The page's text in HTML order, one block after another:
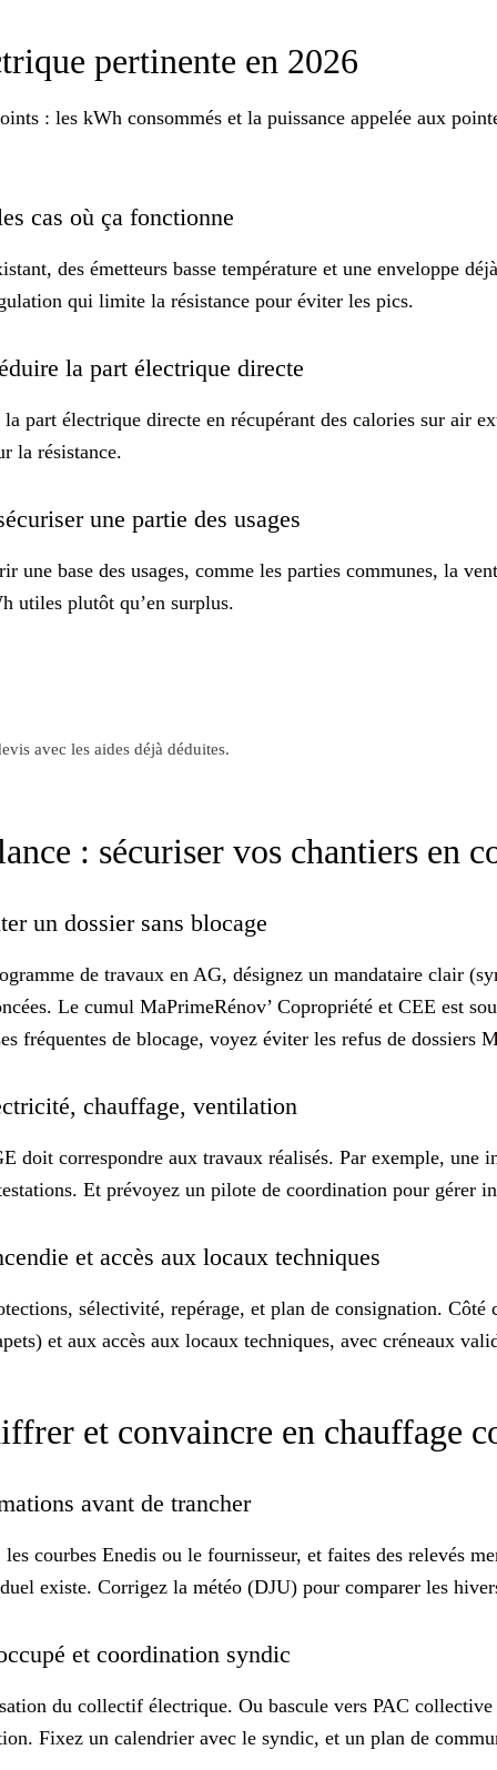
pertinente en 2026
: les kWh consommés et la puissance appelée aux
cas où ça fonctionne
des émetteurs basse température et une enveloppe
qui limite la résistance pour éviter les pics.
la part électrique directe
part électrique directe en récupérant des calories sur air
la résistance.
une partie des usages
base des usages, comme les parties communes, la
utiles plutôt qu’en surplus.
avec les aides déjà déduites.
: sécuriser vos chantiers en
un dossier sans blocage
de travaux en AG, désignez un mandataire clair
Le cumul MaPrimeRénov’ Copropriété et CEE est
fréquentes de blocage, voyez éviter les refus de dossiers
chauffage, ventilation
doit correspondre aux travaux réalisés. Par exemple, une
Et prévoyez un pilote de coordination pour gérer
et accès aux locaux techniques
sélectivité, repérage, et plan de consignation. Côté
et aux accès aux locaux techniques, avec créneaux
et convaincre en chauffage
avant de trancher
courbes Enedis ou le fournisseur, et faites des relevés
existe. Corrigez la météo (DJU) pour comparer les
et coordination syndic
du collectif électrique. Ou bascule vers PAC
Fixez un calendrier avec le syndic, et un plan de